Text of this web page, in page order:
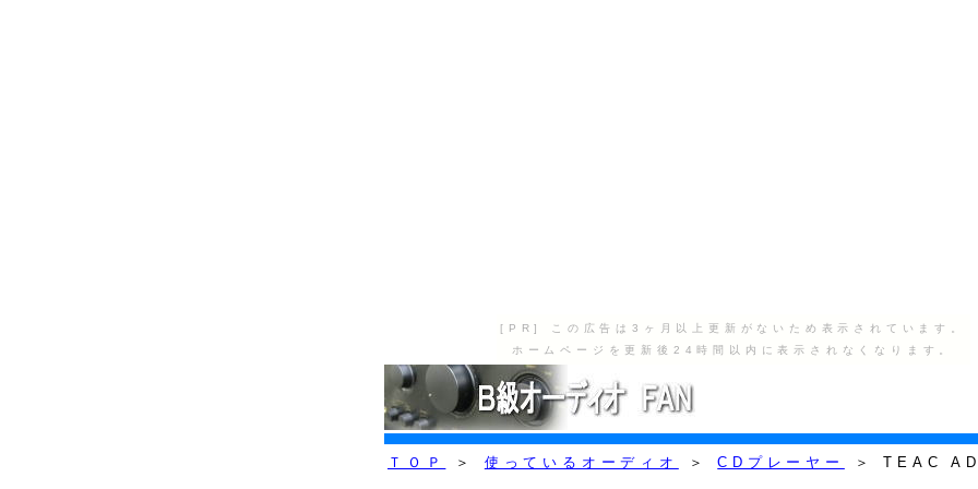
[PR] この広告は3ヶ月以上更新がないため表示されています。
ホームページを更新後24時間以内に表示されなくなります。
ＴＯＰ ＞ 使っているオーディオ ＞CDプレーヤー ＞ TEAC